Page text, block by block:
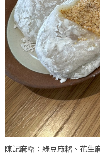
陳記麻糬：綠豆麻糬、花生